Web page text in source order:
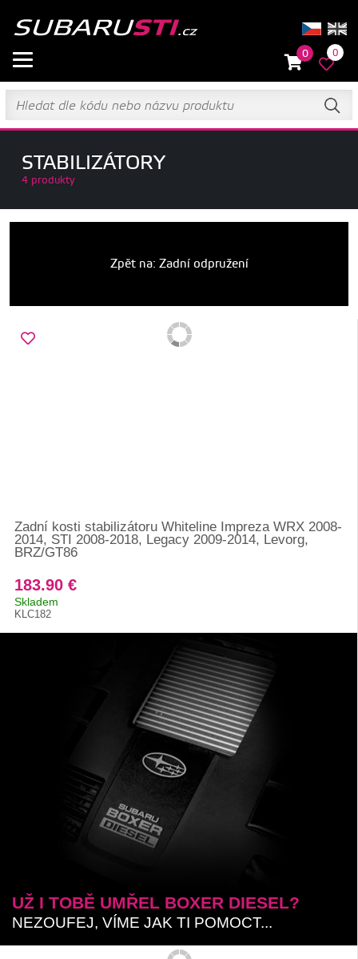
0 0
STABILIZÁTORY
4 produkty
Zpět na: Zadní odpružení
Zadní kosti stabilizátoru Whiteline Impreza WRX 2008-
2014, STI 2008-2018, Legacy 2009-2014, Levorg,
BRZ/GT86
183.90 €
Skladem
KLC182
UŽ I TOBĚ UMŘEL BOXER DIESEL?
NEZOUFEJ, VÍME JAK TI POMOCT...